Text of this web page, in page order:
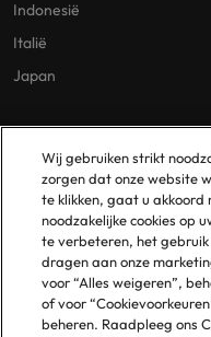
Indonesië
Italië
Japan
Our Policies
Privacybeleid
Cookies Policy
Policy Library
Gelijke Behandeling
Wij gebruiken strikt
zorgen dat onze website
te klikken, gaat u
noodzakelijke cookies op
te verbeteren, het
dragen aan onze
voor “Alles weigeren”,
of voor
beheren. Raadpleeg ons